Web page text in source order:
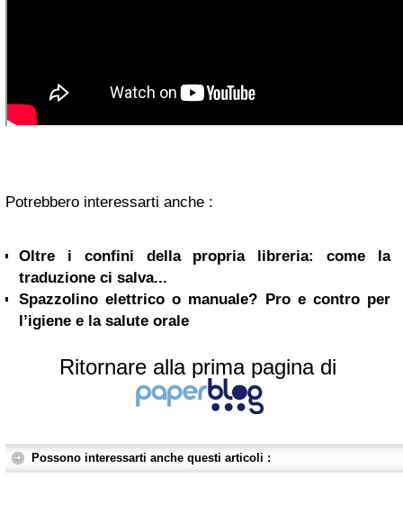
Potrebbero interessarti anche :
Oltre i confini della propria libreria: come la
traduzione ci salva...
Spazzolino elettrico o manuale? Pro e contro per
l’igiene e la salute orale
Ritornare alla prima pagina di
Possono interessarti anche questi articoli :